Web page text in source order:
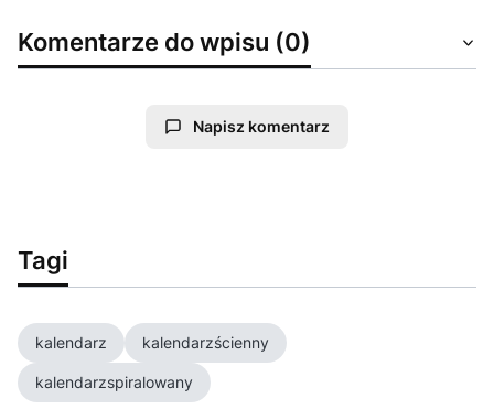
Komentarze do wpisu (0)
Napisz komentarz
Tagi
kalendarz kalendarzścienny
kalendarzspiralowany